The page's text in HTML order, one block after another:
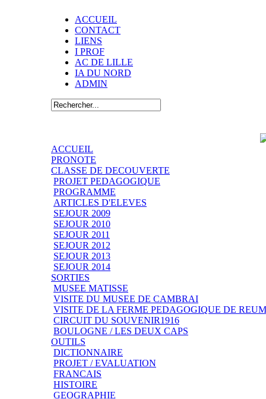
ACCUEIL
CONTACT
LIENS
I PROF
AC DE LILLE
IA DU NORD
ADMIN
ACCUEIL
PRONOTE
CLASSE DE DECOUVERTE
PROJET PEDAGOGIQUE
PROGRAMME
ARTICLES D'ELEVES
SEJOUR 2009
SEJOUR 2010
SEJOUR 2011
SEJOUR 2012
SEJOUR 2013
SEJOUR 2014
SORTIES
MUSEE MATISSE
VISITE DU MUSEE DE CAMBRAI
VISITE DE LA FERME PEDAGOGIQUE DE
CIRCUIT DU SOUVENIR1916
BOULOGNE / LES DEUX CAPS
OUTILS
DICTIONNAIRE
PROJET / EVALUATION
FRANCAIS
HISTOIRE
GEOGRAPHIE